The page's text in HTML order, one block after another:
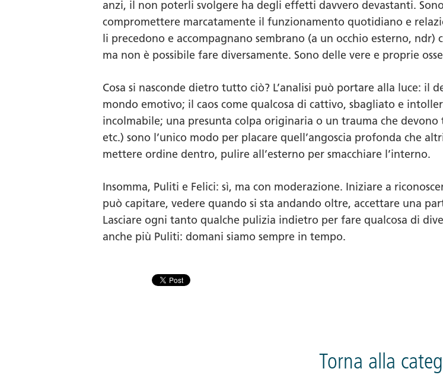
anzi, il non poterli svolgere ha degli effetti davvero devastanti.
compromettere marcatamente il funzionamento quotidiano e
li precedono e accompagnano sembrano (a un occhio esterno,
ma non è possibile fare diversamente. Sono delle vere e proprie
Cosa si nasconde dietro tutto ciò? L’analisi può portare alla luce:
mondo emotivo; il caos come qualcosa di cattivo, sbagliato e
incolmabile; una presunta colpa originaria o un trauma che
etc.) sono l’unico modo per placare quell’angoscia profonda che
mettere ordine dentro, pulire all’esterno per smacchiare l’interno.
Insomma, Puliti e Felici: sì, ma con moderazione. Iniziare a
può capitare, vedere quando si sta andando oltre, accettare una
Lasciare ogni tanto qualche pulizia indietro per fare qualcosa di
anche più Puliti: domani siamo sempre in tempo.
Torna alla